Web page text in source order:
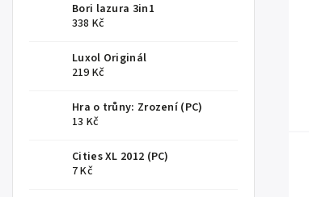
Bori lazura 3in1
338 Kč
Luxol Originál
219 Kč
Hra o trůny: Zrození (PC)
13 Kč
Cities XL 2012 (PC)
7 Kč